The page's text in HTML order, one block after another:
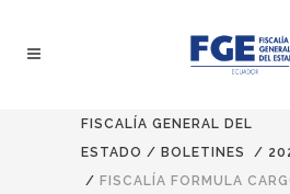
FISCALÍA GENERAL DEL
ESTADO / BOLETINES /
/ FISCALÍA FORMULA